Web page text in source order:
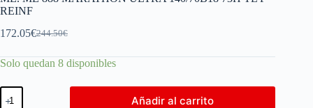
REINF
244.50€
172.05€
Solo quedan 8 disponibles
Añadir al carrito